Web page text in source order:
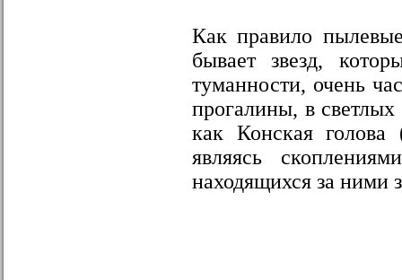
Как правило
бывает звезд,
туманности, очень
прогалины, в
как Конская голова
являясь
находящихся за ними